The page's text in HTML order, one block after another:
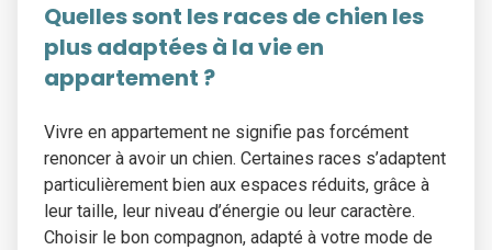
Quelles sont les races de chien les
plus adaptées à la vie en
appartement ?
Vivre en appartement ne signifie pas forcément
renoncer à avoir un chien. Certaines races s’adaptent
particulièrement bien aux espaces réduits, grâce à
leur taille, leur niveau d’énergie ou leur caractère.
Choisir le bon compagnon, adapté à votre mode de